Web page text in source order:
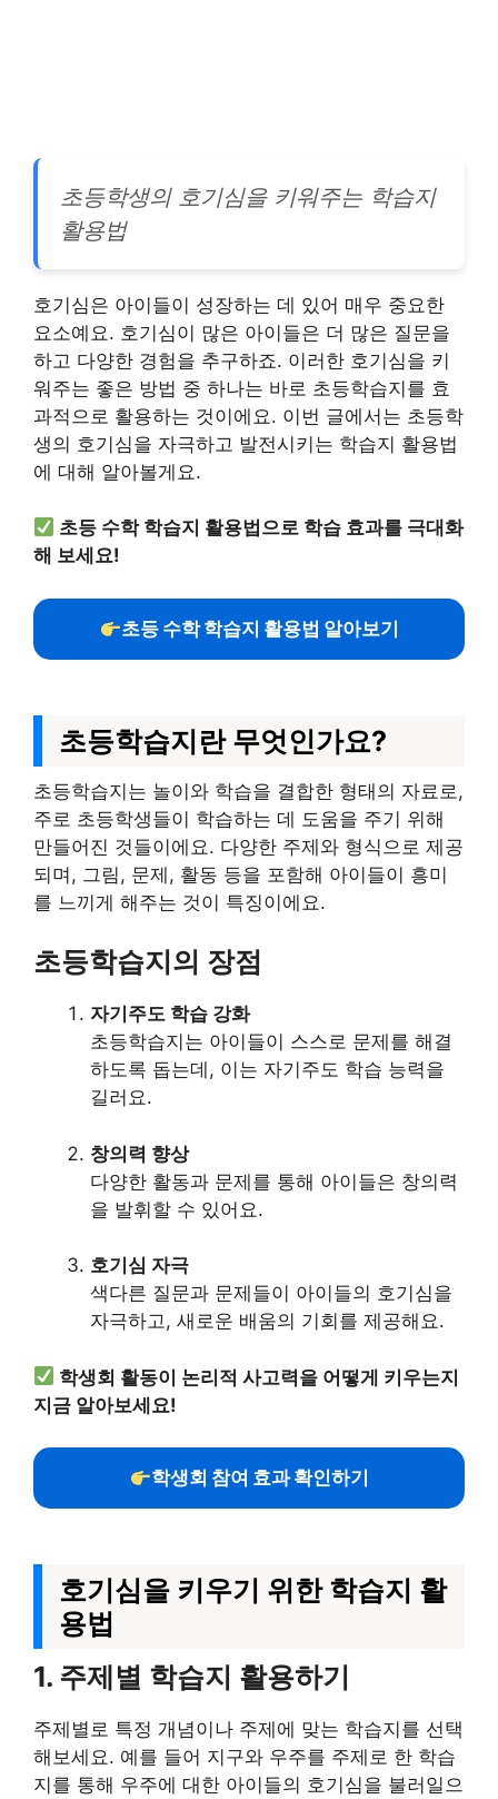
초등학생의 호기심을 키워주는 학습지
활용법
호기심은 아이들이 성장하는 데 있어 매우 중요한
요소예요. 호기심이 많은 아이들은 더 많은 질문을
하고 다양한 경험을 추구하죠. 이러한 호기심을 키
워주는 좋은 방법 중 하나는 바로 초등학습지를 효
과적으로 활용하는 것이에요. 이번 글에서는 초등학
생의 호기심을 자극하고 발전시키는 학습지 활용법
에 대해 알아볼게요.
초등 수학 학습지 활용법으로 학습 효과를 극대화
해 보세요!
초등 수학 학습지 활용법 알아보기
초등학습지란 무엇인가요?
초등학습지는 놀이와 학습을 결합한 형태의 자료로,
주로 초등학생들이 학습하는 데 도움을 주기 위해
만들어진 것들이에요. 다양한 주제와 형식으로 제공
되며, 그림, 문제, 활동 등을 포함해 아이들이 흥미
를 느끼게 해주는 것이 특징이에요.
초등학습지의 장점
자기주도 학습 강화
초등학습지는 아이들이 스스로 문제를 해결
하도록 돕는데, 이는 자기주도 학습 능력을
길러요.
창의력 향상
다양한 활동과 문제를 통해 아이들은 창의력
을 발휘할 수 있어요.
호기심 자극
색다른 질문과 문제들이 아이들의 호기심을
자극하고, 새로운 배움의 기회를 제공해요.
학생회 활동이 논리적 사고력을 어떻게 키우는지
지금 알아보세요!
학생회 참여 효과 확인하기
호기심을 키우기 위한 학습지 활
용법
1. 주제별 학습지 활용하기
주제별로 특정 개념이나 주제에 맞는 학습지를 선택
해보세요. 예를 들어 지구와 우주를 주제로 한 학습
지를 통해 우주에 대한 아이들의 호기심을 불러일으